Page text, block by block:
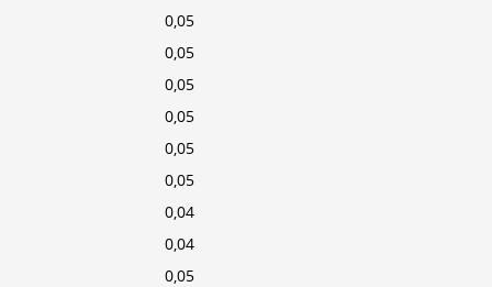
0,05
0,05
0,05
0,05
0,05
0,05
0,04
0,04
0,05